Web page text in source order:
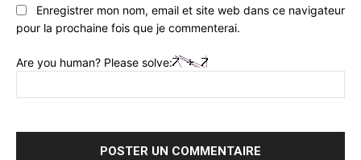
Enregistrer mon nom, email et site web dans ce navigateur
pour la prochaine fois que je commenterai.
Are you human? Please solve: